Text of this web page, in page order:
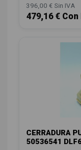
396,00 € Sin IVA
479,16 € Con
CERRADURA
50536541